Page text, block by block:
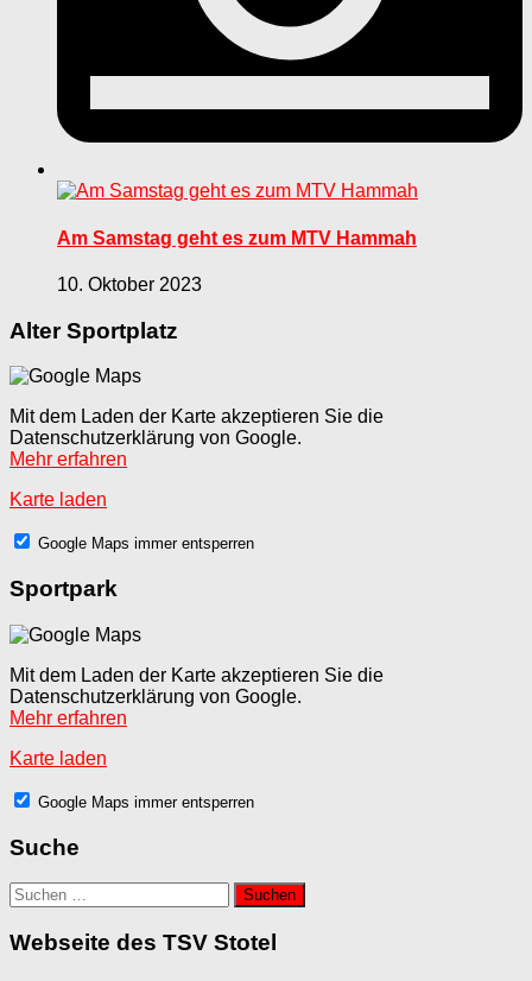
Am Samstag geht es zum MTV Hammah
10. Oktober 2023
Alter Sportplatz
Mit dem Laden der Karte akzeptieren Sie die
Datenschutzerklärung von Google.
Mehr erfahren
Karte laden
Google Maps immer entsperren
Sportpark
Mit dem Laden der Karte akzeptieren Sie die
Datenschutzerklärung von Google.
Mehr erfahren
Karte laden
Google Maps immer entsperren
Suche
Suchen
nach:
Webseite des TSV Stotel